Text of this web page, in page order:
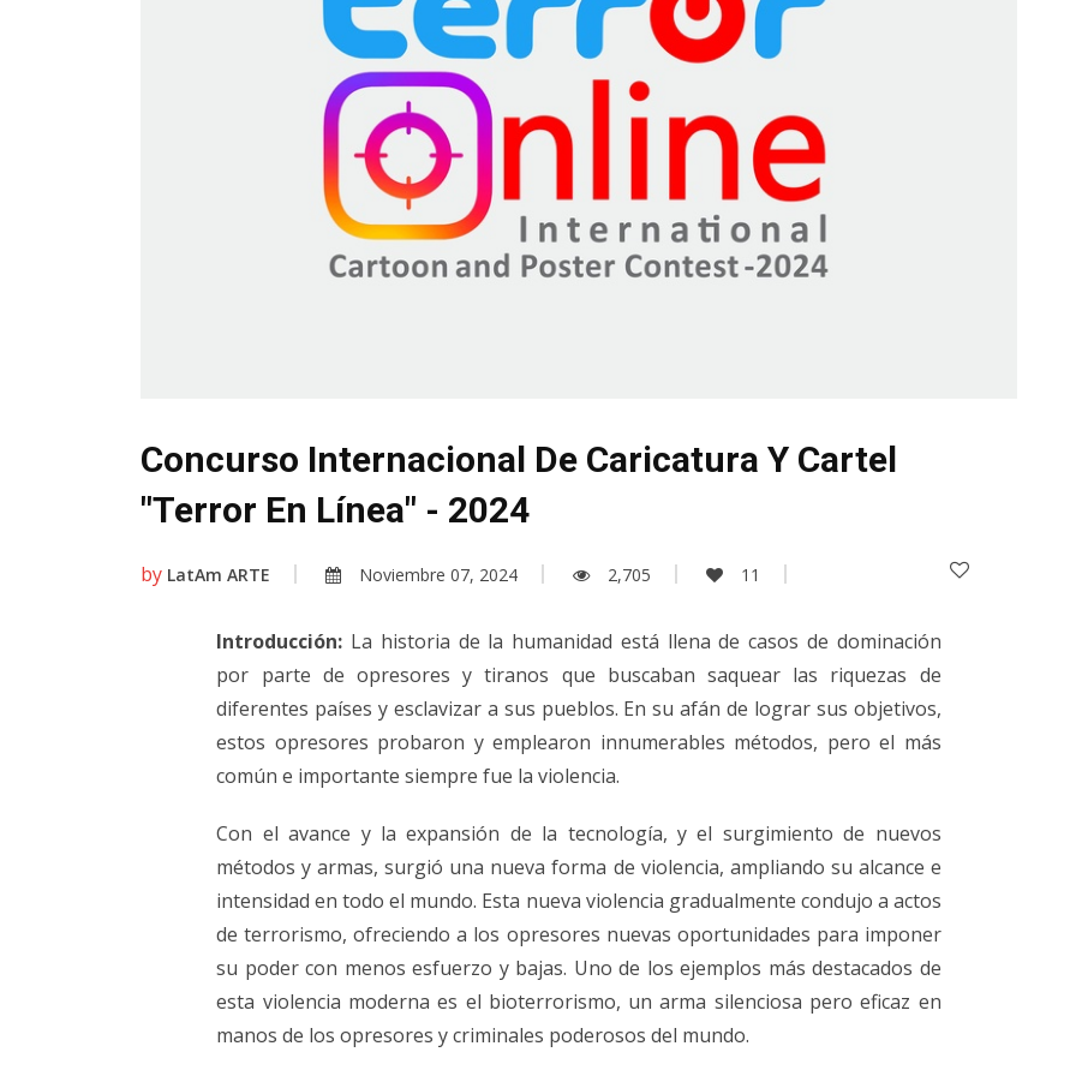
Concurso Internacional De Caricatura Y Cartel
"Terror En Línea" - 2024
by LatAm ARTE Noviembre 07, 2024 2,705 11
Introducción: La historia de la humanidad está llena de casos de dominación
por parte de opresores y tiranos que buscaban saquear las riquezas de
diferentes países y esclavizar a sus pueblos. En su afán de lograr sus objetivos,
estos opresores probaron y emplearon innumerables métodos, pero el más
común e importante siempre fue la violencia.
Con el avance y la expansión de la tecnología, y el surgimiento de nuevos
métodos y armas, surgió una nueva forma de violencia, ampliando su alcance e
intensidad en todo el mundo. Esta nueva violencia gradualmente condujo a actos
de terrorismo, ofreciendo a los opresores nuevas oportunidades para imponer
su poder con menos esfuerzo y bajas. Uno de los ejemplos más destacados de
esta violencia moderna es el bioterrorismo, un arma silenciosa pero eficaz en
manos de los opresores y criminales poderosos del mundo.